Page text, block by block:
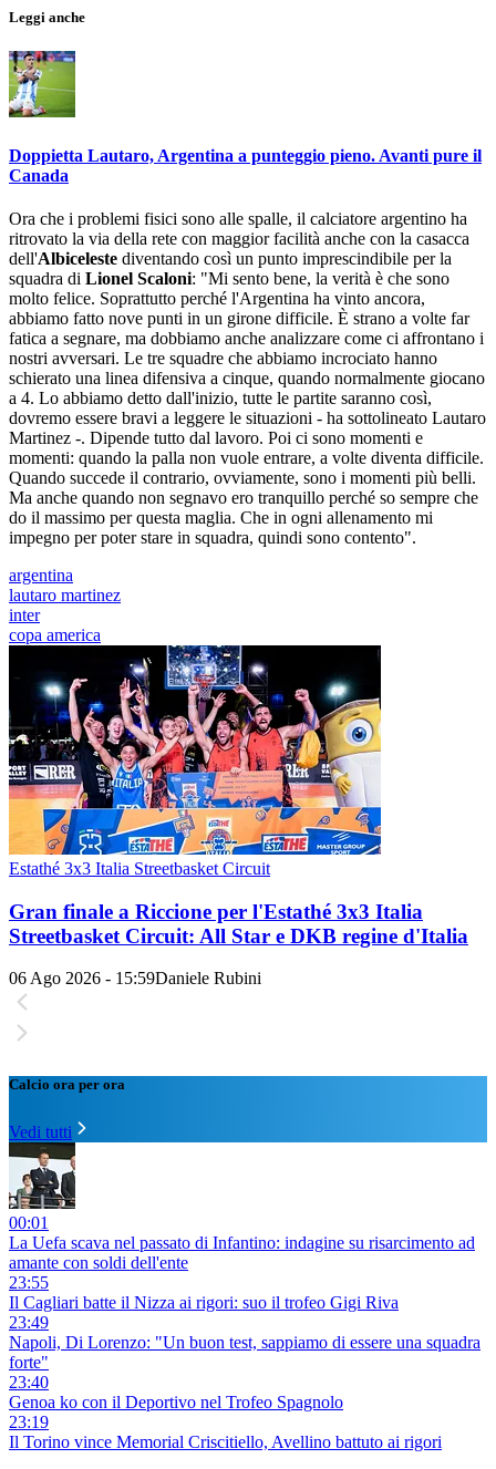
Leggi anche
Doppietta Lautaro, Argentina a punteggio pieno. Avanti pure il
Canada
Ora che i problemi fisici sono alle spalle, il calciatore argentino ha
ritrovato la via della rete con maggior facilità anche con la casacca
dell'Albiceleste diventando così un punto imprescindibile per la
squadra di Lionel Scaloni: "Mi sento bene, la verità è che sono
molto felice. Soprattutto perché l'Argentina ha vinto ancora,
abbiamo fatto nove punti in un girone difficile. È strano a volte far
fatica a segnare, ma dobbiamo anche analizzare come ci affrontano i
nostri avversari. Le tre squadre che abbiamo incrociato hanno
schierato una linea difensiva a cinque, quando normalmente giocano
a 4. Lo abbiamo detto dall'inizio, tutte le partite saranno così,
dovremo essere bravi a leggere le situazioni - ha sottolineato Lautaro
Martinez -. Dipende tutto dal lavoro. Poi ci sono momenti e
momenti: quando la palla non vuole entrare, a volte diventa difficile.
Quando succede il contrario, ovviamente, sono i momenti più belli.
Ma anche quando non segnavo ero tranquillo perché so sempre che
do il massimo per questa maglia. Che in ogni allenamento mi
impegno per poter stare in squadra, quindi sono contento".
argentina
lautaro martinez
inter
copa america
Estathé 3x3 Italia Streetbasket Circuit
Gran finale a Riccione per l'Estathé 3x3 Italia
Streetbasket Circuit: All Star e DKB regine d'Italia
06 Ago 2026 - 15:59Daniele Rubini
Calcio ora per ora
Vedi tutti
00:01
La Uefa scava nel passato di Infantino: indagine su risarcimento ad
amante con soldi dell'ente
23:55
Il Cagliari batte il Nizza ai rigori: suo il trofeo Gigi Riva
23:49
Napoli, Di Lorenzo: "Un buon test, sappiamo di essere una squadra
forte"
23:40
Genoa ko con il Deportivo nel Trofeo Spagnolo
23:19
Il Torino vince Memorial Criscitiello, Avellino battuto ai rigori